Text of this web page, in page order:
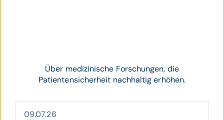
Über medizinische Forschungen, die
Patientensicherheit nachhaltig erhöhen.
09.07.26